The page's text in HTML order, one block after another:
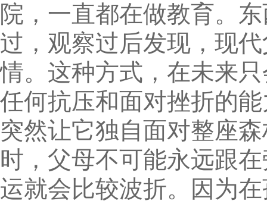
院，一直都在做教育。
过，观察过后发现，现
情。这种方式，在未来
任何抗压和面对挫折的
突然让它独自面对整座
时，父母不可能永远跟
运就会比较波折。因为